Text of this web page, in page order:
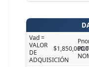
Vad =
VALOR
DE
ADQUISICIÓN